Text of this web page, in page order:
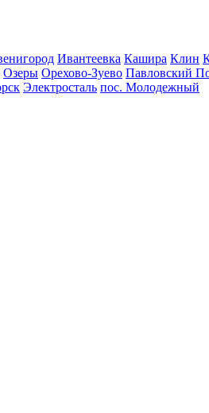
Ивантеевка Кашира Клин
Озеры Орехово-Зуево Павловский
Электросталь пос. Молодежный